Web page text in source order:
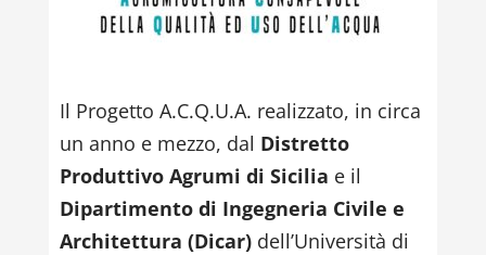
Il Progetto A.C.Q.U.A. realizzato, in circa
un anno e mezzo, dal Distretto
Produttivo Agrumi di Sicilia e il
Dipartimento di Ingegneria Civile e
Architettura (Dicar)dell’Università di